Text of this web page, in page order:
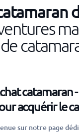
catamaran
acquérir le
sur notre page